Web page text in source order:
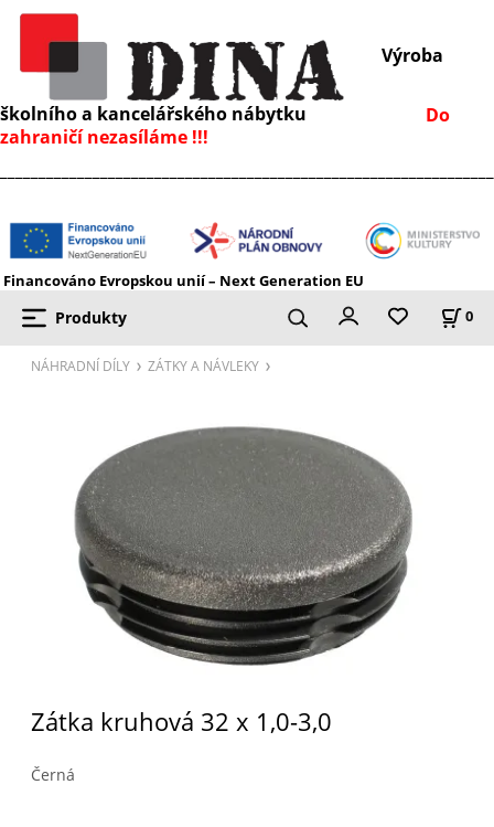
Výroba
školního a kancelářského nábytku Do
zahraničí nezasíláme !!!
Financováno Evropskou unií – Next Generation EU
Produkty 0
NÁHRADNÍ DÍLY ZÁTKY A NÁVLEKY
Zátka kruhová 32 x 1,0-3,0
Černá